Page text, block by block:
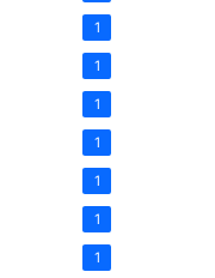
1
1
1
1
1
1
1